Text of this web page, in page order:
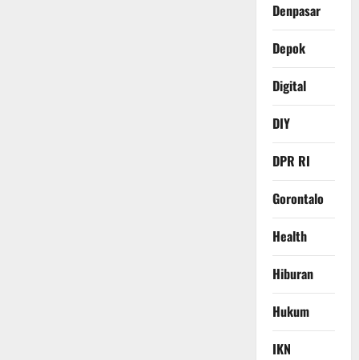
Denpasar
Depok
Digital
DIY
DPR RI
Gorontalo
Health
Hiburan
Hukum
IKN